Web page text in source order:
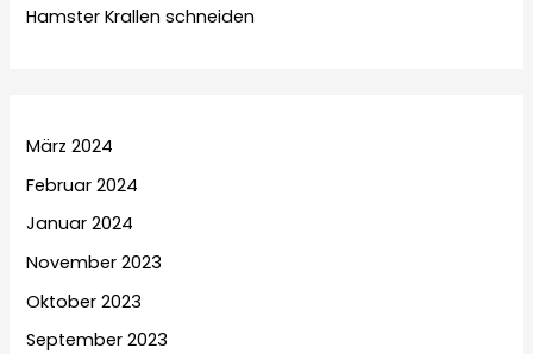
Hamster Krallen schneiden
März 2024
Februar 2024
Januar 2024
November 2023
Oktober 2023
September 2023